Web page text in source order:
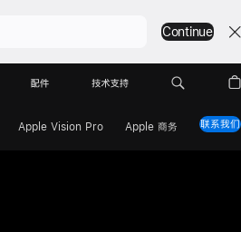
Continue
配件 技术支持
Apple Vision Pro Apple 商务 联系我们